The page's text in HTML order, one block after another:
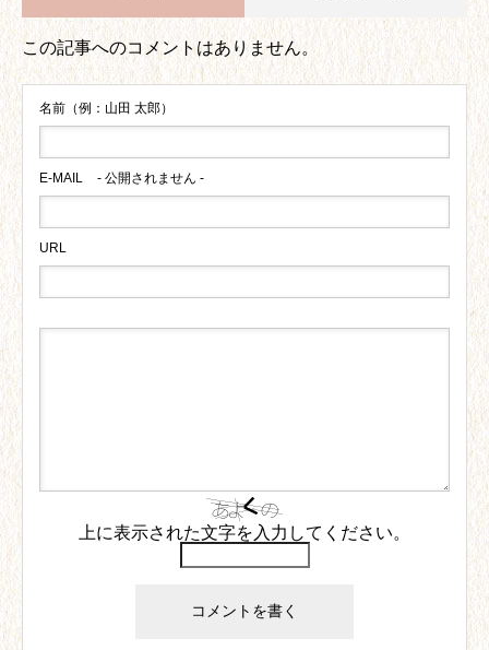
この記事へのコメントはありません。
名前（例：山田 太郎）
E-MAIL - 公開されません -
URL
上に表示された文字を入力してください。